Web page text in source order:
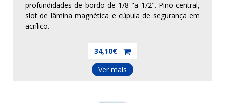
profundidades de bordo de 1/8 "a 1/2". Pino central,
slot de lâmina magnética e cúpula de segurança em
acrílico.
34,10€
Ver mais